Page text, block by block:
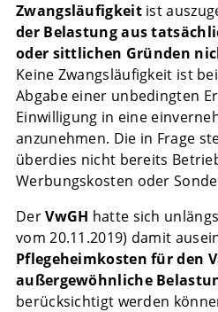
Zwangsläufigkeitist
der Belastung aus
oder sittlichen Gründen
Keine Zwangsläufigkeit ist
Abgabe einer unbedingten
Einwilligung in eine
anzunehmen. Die in Frage
überdies nicht bereits
Werbungskosten oder
DerVwGH hatte sich
vom 20.11.2019) damit
Pflegeheimkosten für den
außergewöhnliche
berücksichtigt werden